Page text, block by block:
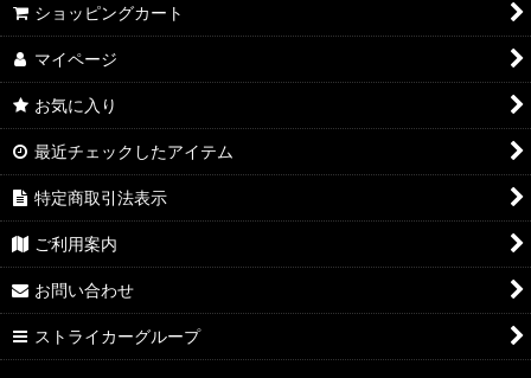
ショッピングカート
マイページ
お気に入り
最近チェックしたアイテム
特定商取引法表示
ご利用案内
お問い合わせ
ストライカーグループ